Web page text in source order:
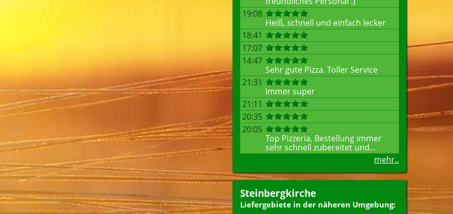
19:08
Heiß, schnell und einfach lecker
18:41
17:07
14:47
Sehr gute Pizza. Toller Service
21:31
Immer super
21:11
20:35
20:05
Top Pizzeria, Bestellung immer
sehr schnell zubereitet und...
mehr..
Steinbergkirche
Liefergebiete in der näheren Umgebung: